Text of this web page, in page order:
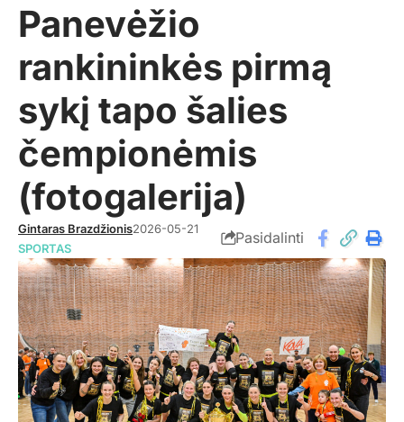
Panevėžio
rankininkės pirmą
sykį tapo šalies
čempionėmis
(fotogalerija)
Gintaras Brazdžionis2026-05-21
SPORTAS
Pasidalinti